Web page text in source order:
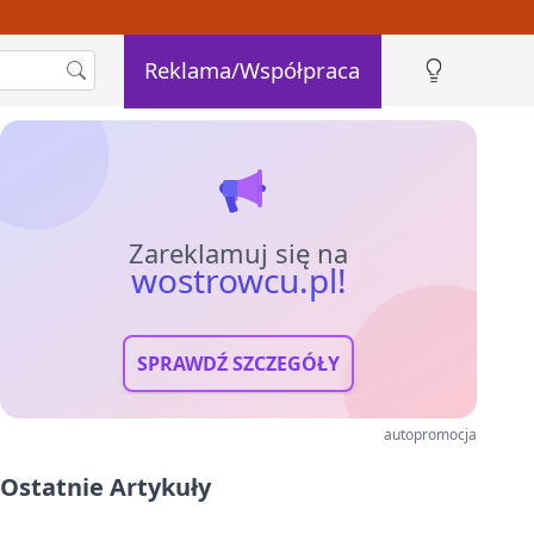
Reklama/Współpraca
Zareklamuj się na
wostrowcu.pl!
SPRAWDŹ SZCZEGÓŁY
autopromocja
Ostatnie Artykuły